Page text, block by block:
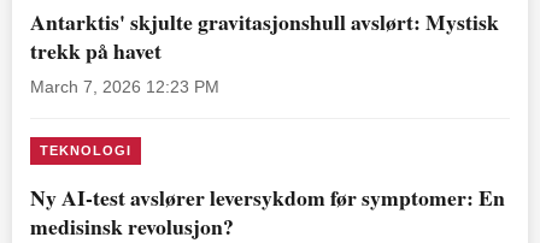
Antarktis' skjulte gravitasjonshull avslørt: Mystisk
trekk på havet
March 7, 2026 12:23 PM
TEKNOLOGI
Ny AI-test avslører leversykdom før symptomer: En
medisinsk revolusjon?